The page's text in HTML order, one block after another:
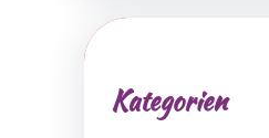
Kategorien